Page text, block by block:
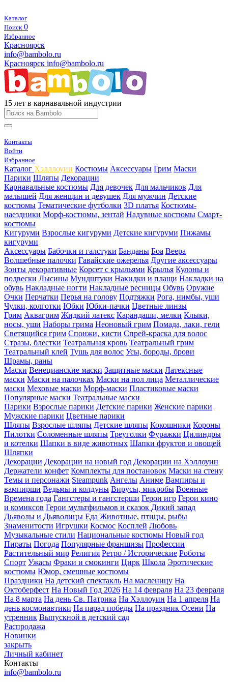
Каталог
Поиск 0
Избранное
Красноярск
info@bambolo.ru
Красноярск info@bambolo.ru
15 лет в карнавальной индустрии
Контакты
Войти
Избранное
Каталог Хэлллоуин Костюмы Аксессуары Грим Маски
Парики Шляпы Декорации
Карнавальные костюмы Для девочек Для мальчиков Для
малышей Для женщин и девушек Для мужчин Детские
костюмы Тематические футболки 3D платья Костюмы-
наездники Морф-костюмы, зентай Надувные костюмы Смарт-
костюмы
Кигуруми Взрослые кигуруми Детские кигуруми Пижамы
кигуруми
Аксессуары Бабочки и галстуки Банданы Боа Веера
Волшебные палочки Гавайские ожерелья Другие аксессуары
Зонты декоративные Корсет с крыльями Крылья Кулоны и
подвески Лысины Мундштуки Накидки и плащи Накладки на
обувь Накладные ногти Накладные ресницы Обувь Оружие
Очки Перчатки Перья на голову Подтяжки Рога, нимбы, уши
Чулки, колготки Юбки Юбки-пачки Цветные линзы
Грим Аквагрим Жидкий латекс Карандаши, мелки Клыки,
носы, уши Наборы грима Неоновый грим Помада, лаки, гели
Светящийся грим Спонжи, кисти Спрей-краска для волос
Стразы, блестки Театральная кровь Театральный грим
Театральный клей Тушь для волос Усы, бороды, брови
Шрамы, раны
Маски Венецианские маски Защитные маски Латексные
маски Маски на палочках Маски на пол лица Металлические
маски Меховые маски Морф-маски Пластиковые маски
Популярные маски Театральные маски
Парики Взрослые парики Детские парики Женские парики
Мужские парики Цветные парики
Шляпы Взрослые шляпы Детские шляпы Кокошники Короны
Пилотки Соломенные шляпы Треуголки Фуражки Цилиндры
и котелки Шапки в виде животных Шапки фруктов и овощей
Шляпки
Декорации Декорации на новый год Декорации на Хэллоуин
Держатели конфет Комплекты для постановок Маски на стену
Темы и персонажи Steampunk Ангелы Аниме Вампиры и
вампирши Ведьмы и колдуны Вирусы, микробы Военные
Времена года Гангстеры и гангстерши Герои игр Герои кино
и комиксов Герои мультфильмов и сказок Дикий запад
Дьяволы и Дьяволицы Еда Животные, птицы, рыбы
Знаменитости Игрушки Космос Косплей Любовь
Музыкальные стили Национальные костюмы Новый год
Пираты Погода Популярные франшизы Профессии
Растительный мир Религия Ретро / Исторические Роботы
Спорт Ужасы Фраки и смокинги Цирк Школа Эротические
костюмы Юмор, смешные костюмы
Праздники На детский спектакль На масленицу На
Октоберфест На Новый Год 2026 На 14 февраля На 23 февраля
На 8 марта На день Св. Патрика На Хэллоуин На 1 апреля На
день космонавтики На парад победы На праздник Осени На
утренник Выпускной в детский сад
Распродажа
Новинки
закрыть
Личный кабинет
Контакты
info@bambolo.ru